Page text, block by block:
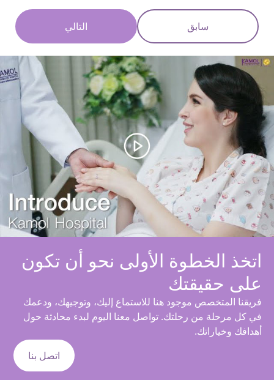
سابق التالي
اتخذ الخطوة الأولى نحو أن تكون
على حقيقتك
فريقنا المتخصص موجود هنا للاستماع إليك، وتوجيهك، ودعمك
في كل مرحلة من رحلتك. تواصل معنا اليوم لبدء محادثة حول
أهدافك وخياراتك.
اتصل بنا